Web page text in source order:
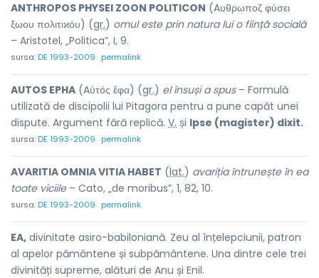
ANTHROPOS PHYSEI ZOON POLITICON (Aυθρωποζ φὑσει
ξωου πολιτιϰόυ) (gr.) omul este prin natura lui o ființă socială
– Aristotel, „Politica”, I, 9.
sursa:DE 1993-2009 permalink
AUTOS EPHA (Aὑτός ἔφα) (gr.) el însuși a spus– Formulă
utilizată de discipolii lui Pitagora pentru a pune capăt unei
dispute. Argument fără replică. V. și Ipse (magister) dixit.
sursa:DE 1993-2009 permalink
AVARITIA OMNIA VITIA HABET (lat.) avariția întrunește în ea
toate viciile– Cato, „de moribus”, 1, 82, 10.
sursa:DE 1993-2009 permalink
EA, divinitate asiro-babiloniană. Zeu al înțelepciunii, patron
al apelor pământene și subpământene. Una dintre cele trei
divinități supreme, alături de Anu și Enil.